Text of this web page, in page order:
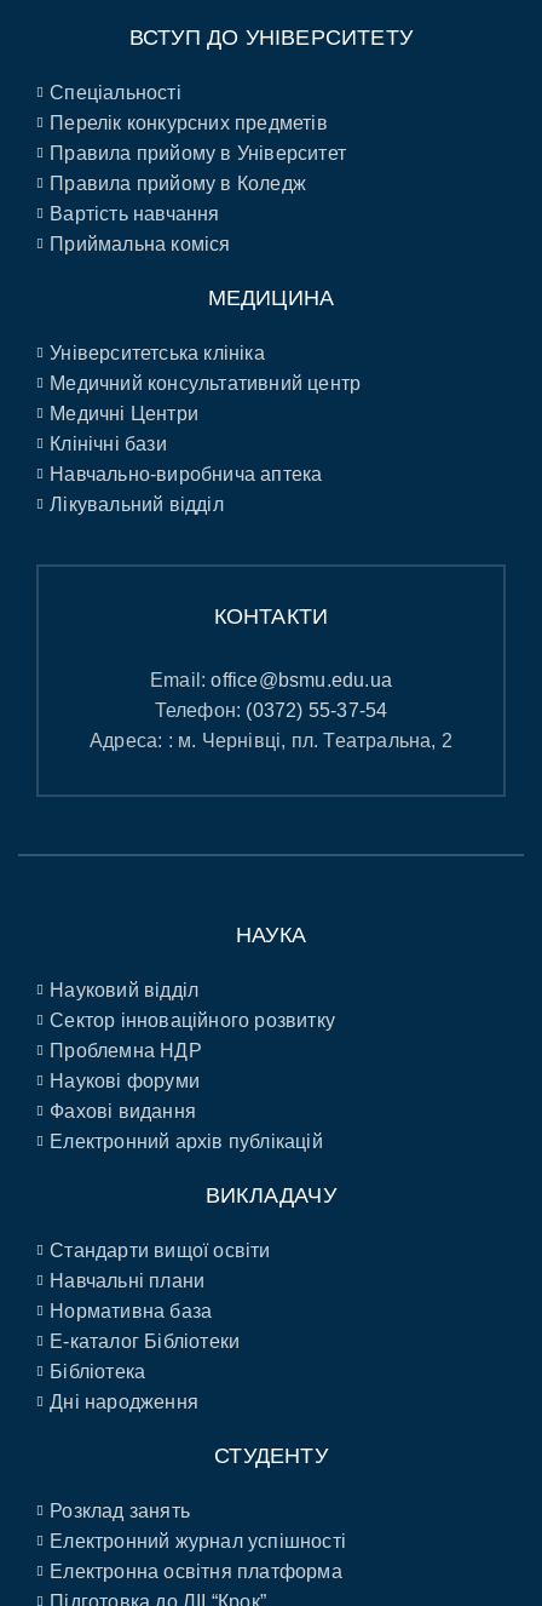
ВСТУП ДО УНІВЕРСИТЕТУ
Спеціальності
Перелік конкурсних предметів
Правила прийому в Університет
Правила прийому в Коледж
Вартість навчання
Приймальна коміся
МЕДИЦИНА
Університетська клініка
Медичний консультативний центр
Медичні Центри
Клінічні бази
Навчально-виробнича аптека
Лікувальний відділ
КОНТАКТИ
Email:office@bsmu.edu.ua
Телефон: (0372) 55-37-54
Адреса: : м. Чернівці, пл. Театральна, 2
НАУКА
Науковий відділ
Сектор інноваційного розвитку
Проблемна НДР
Наукові форуми
Фахові видання
Електронний архів публікацій
ВИКЛАДАЧУ
Стандарти вищої освіти
Навчальні плани
Нормативна база
E-каталог Бібліотеки
Бібліотека
Дні народження
СТУДЕНТУ
Розклад занять
Електронний журнал успішності
Електронна освітня платформа